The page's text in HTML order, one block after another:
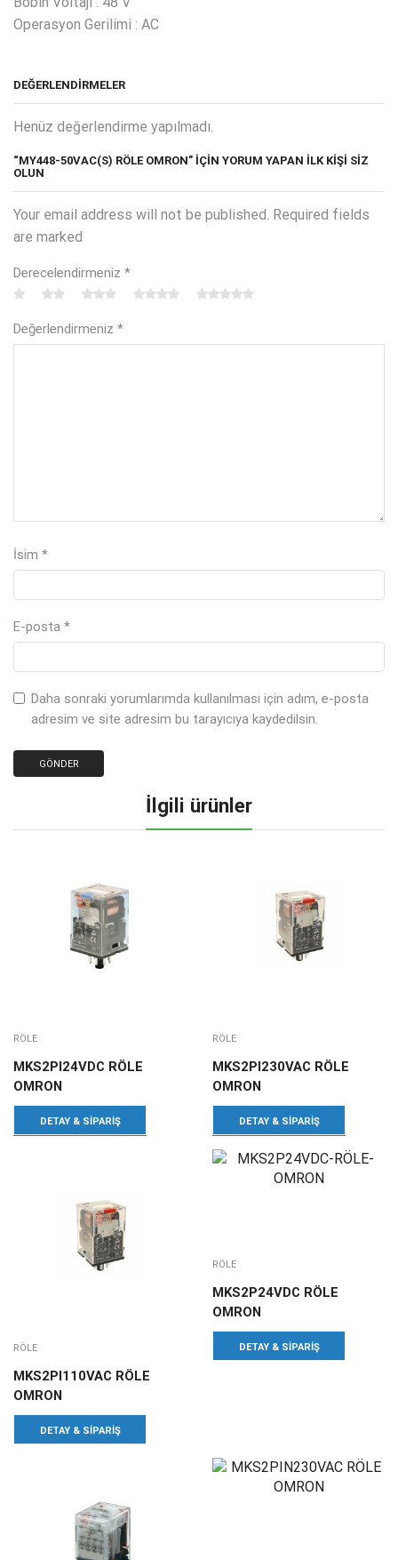
Operasyon Gerilimi : AC
DEĞERLENDIRMELER
Henüz değerlendirme yapılmadı.
“MY448-50VAC(S) RÖLE OMRON” IÇIN YORUM YAPAN ILK KIŞI SIZ
OLUN
Your email address will not be published. Required fields
are marked
Derecelendirmeniz *
Değerlendirmeniz *
İsim *
E-posta *
Daha sonraki yorumlarımda kullanılması için adım, e-posta
adresim ve site adresim bu tarayıcıya kaydedilsin.
İlgili ürünler
RÖLE
MKS2PI24VDC RÖLE
OMRON
DETAY & SIPARIŞ
RÖLE
MKS2PI230VAC RÖLE
OMRON
DETAY & SIPARIŞ
RÖLE
MKS2PI110VAC RÖLE
OMRON
DETAY & SIPARIŞ
RÖLE
MKS2P24VDC RÖLE
OMRON
DETAY & SIPARIŞ